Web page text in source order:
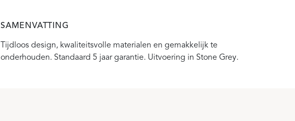
SAMENVATTING
Tijdloos design, kwaliteitsvolle materialen en gemakkelijk te
onderhouden. Standaard 5 jaar garantie. Uitvoering in Stone Grey.